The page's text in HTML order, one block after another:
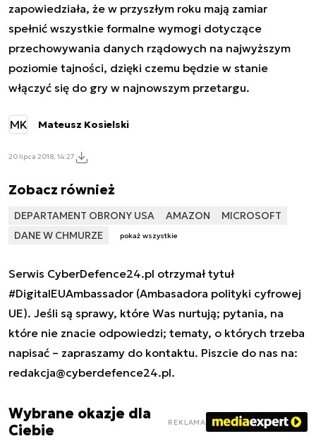
zapowiedziała, że w przyszłym roku mają zamiar
spełnić wszystkie formalne wymogi dotyczące
przechowywania danych rządowych na najwyższym
poziomie tajności, dzięki czemu będzie w stanie
włączyć się do gry w najnowszym przetargu.
MK Mateusz Kosielski
20 lipca 2018, 14:27
Zobacz również
DEPARTAMENT OBRONY USA AMAZON
MICROSOFT
DANE W CHMURZE
pokaż wszystkie
Serwis CyberDefence24.pl otrzymał tytuł
#DigitalEUAmbassador (Ambasadora polityki cyfrowej
UE). Jeśli są sprawy, które Was nurtują; pytania, na
które nie znacie odpowiedzi; tematy, o których trzeba
napisać – zapraszamy do kontaktu. Piszcie do nas na:
redakcja@cyberdefence24.pl.
Wybrane okazje dla
Ciebie
REKLAMA